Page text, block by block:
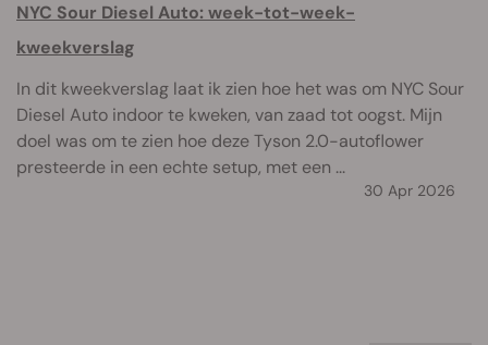
NYC Sour Diesel Auto: week-tot-week-
kweekverslag
In dit kweekverslag laat ik zien hoe het was om NYC Sour
Diesel Auto indoor te kweken, van zaad tot oogst. Mijn
doel was om te zien hoe deze Tyson 2.0-autoflower
presteerde in een echte setup, met een ...
30 Apr 2026